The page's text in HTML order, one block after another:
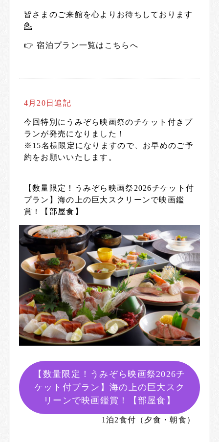
皆さまのご来館を心よりお待ちしております
💁
👉宿泊プラン一覧はこちらへ
4月20日追記
今回特別にうみぞら映画祭のチケット付きプ
ランが発売になりました！
※15名様限定になりますので、お早めのご予
約をお願いいたします。
【数量限定！うみぞら映画祭2026チケット付
プラン】海の上の巨大スクリーンで映画鑑
賞！【部屋食】
【数量限定！うみぞら映画祭2026チ
ケット付プラン】海の上の巨大スク
リーンで映画鑑賞！【部屋食】
1泊2食付（夕食・朝食）